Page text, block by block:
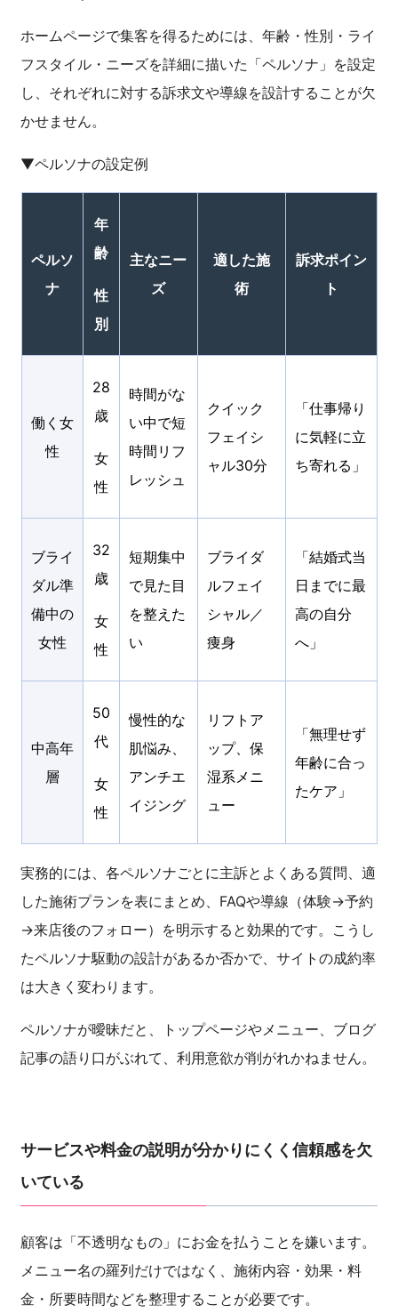
ホームページで集客を得るためには、年齢・性別・ライ
フスタイル・ニーズを詳細に描いた「ペルソナ」を設定
し、それぞれに対する訴求文や導線を設計することが欠
かせません。
▼ペルソナの設定例
ペルソ
ナ
年
齢
性
別
主なニー
ズ
適した施
術
訴求ポイン
ト
働く女
性
28
歳
女
性
時間がな
い中で短
時間リフ
レッシュ
クイック
フェイシ
ャル30分
「仕事帰り
に気軽に立
ち寄れる」
ブライ
ダル準
備中の
女性
32
歳
女
性
短期集中
で見た目
を整えた
い
ブライダ
ルフェイ
シャル／
痩身
「結婚式当
日までに最
高の自分
へ」
中高年
層
50
代
女
性
慢性的な
肌悩み、
アンチエ
イジング
リフトア
ップ、保
湿系メニ
ュー
「無理せず
年齢に合っ
たケア」
実務的には、各ペルソナごとに主訴とよくある質問、適
した施術プランを表にまとめ、FAQや導線（体験→予約
→来店後のフォロー）を明示すると効果的です。こうし
たペルソナ駆動の設計があるか否かで、サイトの成約率
は大きく変わります。
ペルソナが曖昧だと、トップページやメニュー、ブログ
記事の語り口がぶれて、利用意欲が削がれかねません。
サービスや料金の説明が分かりにくく信頼感を欠
いている
顧客は「不透明なもの」にお金を払うことを嫌います。
メニュー名の羅列だけではなく、施術内容・効果・料
金・所要時間などを整理することが必要です。